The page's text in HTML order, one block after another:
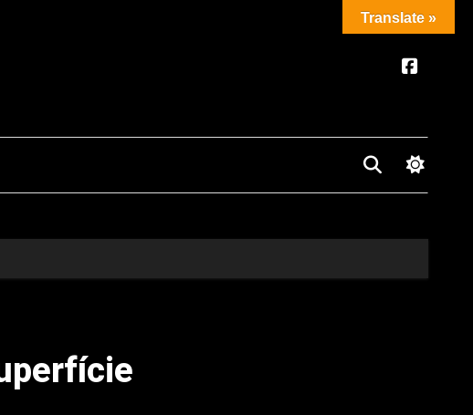
Translate »